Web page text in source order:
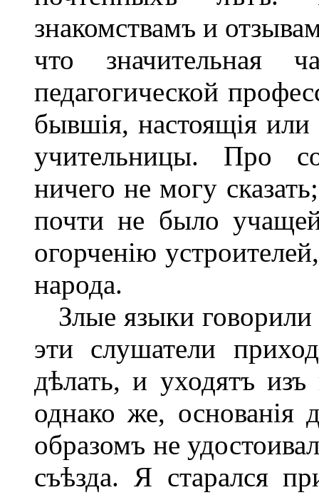
знакомствамъ и
что значительная
педагогической
бывшія, настоящія
учительницы. Про
ничего не могу
почти не было
огорченію
народа.
Злые языки
эти слушатели
дѣлать, и уходятъ
однако же, основанія
образомъ не
съѣзда. Я старался